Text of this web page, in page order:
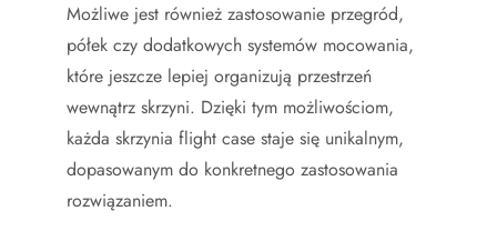
Możliwe jest również zastosowanie przegród,
półek czy dodatkowych systemów mocowania,
które jeszcze lepiej organizują przestrzeń
wewnątrz skrzyni. Dzięki tym możliwościom,
każda skrzynia flight case staje się unikalnym,
dopasowanym do konkretnego zastosowania
rozwiązaniem.